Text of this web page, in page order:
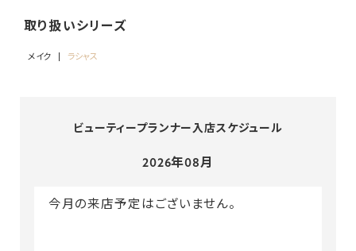
取り扱いシリーズ
メイク ラシャス
ビューティープランナー入店スケジュール
2026年08月
今月の来店予定はございません。